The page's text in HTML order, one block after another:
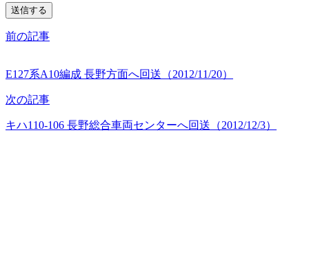
前の記事
E127系A10編成 長野方面へ回送（2012/11/20）
次の記事
キハ110-106 長野総合車両センターへ回送（2012/12/3）